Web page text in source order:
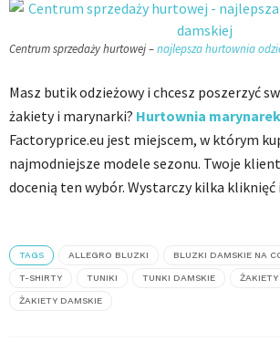
Centrum sprzedaży hurtowej –najlepsza hurtownia
Masz butik odzieżowy i chcesz poszerzyć
żakiety i marynarki? Hurtownia
Factoryprice.eu jest miejscem, w którym
najmodniejsze modele sezonu. Twoje
docenią ten wybór. Wystarczy kilka
TAGS ALLEGRO BLUZKI BLUZKI DAMSKIE NA
T-SHIRTY TUNIKI TUNKI DAMSKIE ŻAKIETY
ŻAKIETY DAMSKIE